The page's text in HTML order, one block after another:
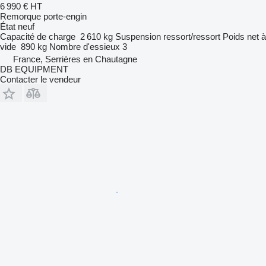
6 990 € HT
Remorque porte-engin
État neuf
Capacité de charge 2 610 kg Suspension ressort/ressort Poids net à
vide 890 kg Nombre d'essieux 3
France, Serrières en Chautagne
DB EQUIPMENT
Contacter le vendeur